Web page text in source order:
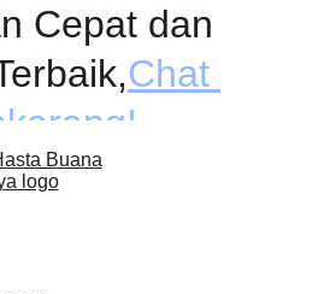
Cepat dan
,Chat